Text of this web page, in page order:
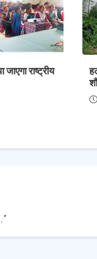
राष्ट्रीय
*